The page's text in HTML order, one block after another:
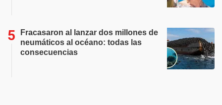
Fracasaron al lanzar dos millones de
neumáticos al océano: todas las
consecuencias